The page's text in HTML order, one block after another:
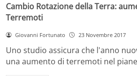
Cambio Rotazione della Terra:
Terremoti
Giovanni Fortunato 23 Novembre 2017
Uno studio assicura che l'anno
una aumento di terremoti nel